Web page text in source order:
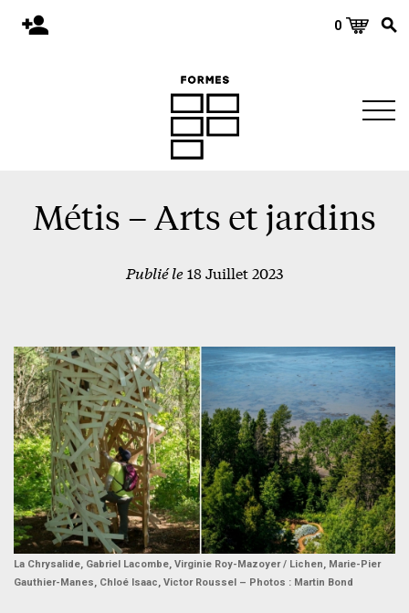
0
Matériaux
Environnement
Événements et conférences
Nous joindre
Métis – Arts et jardins
Publié le18 Juillet 2023
La Chrysalide, Gabriel Lacombe, Virginie Roy-Mazoyer / Lichen, Marie-Pier
Gauthier-Manes, Chloé Isaac, Victor Roussel – Photos : Martin Bond